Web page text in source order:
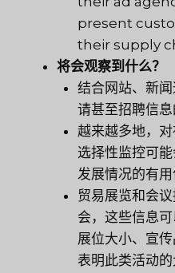
present
their supply
将会观察到什么？
结合网站、新
请甚至招聘信息
越来越多地，
选择性监控可
发展情况的有用
贸易展览和会
会，这些信息
展位大小、宣
表明此类活动